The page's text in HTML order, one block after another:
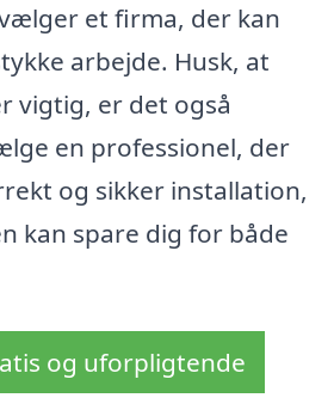
et firma, der kan
arbejde. Husk, at
vigtig, er det også
en professionel, der
og sikker installation,
kan spare dig for både
og uforpligtende